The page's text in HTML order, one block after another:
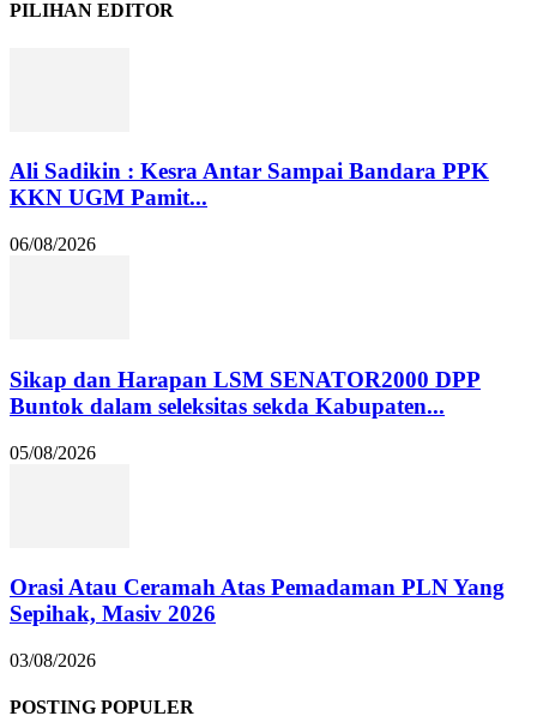
PILIHAN EDITOR
Ali Sadikin : Kesra Antar Sampai Bandara PPK
KKN UGM Pamit...
06/08/2026
Sikap dan Harapan LSM SENATOR2000 DPP
Buntok dalam seleksitas sekda Kabupaten...
05/08/2026
Orasi Atau Ceramah Atas Pemadaman PLN Yang
Sepihak, Masiv 2026
03/08/2026
POSTING POPULER